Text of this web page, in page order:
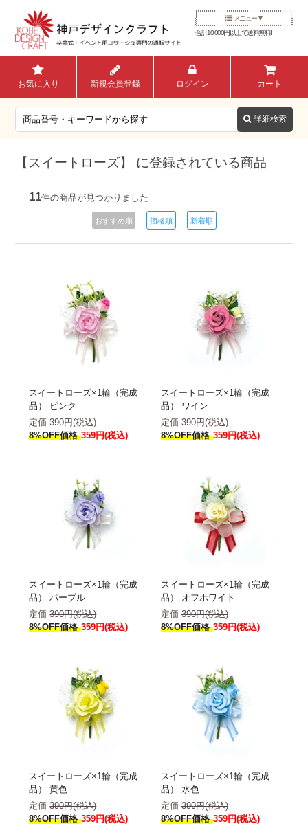
メニュー
合計10,000円以上で送料無料!
お気に入り 新規会員登録 ログイン カート
【スイートローズ】 に登録されている商品
11件の商品が見つかりました
おすすめ順 価格順 新着順
スイートローズ×1輪（完成
品） ピンク
定価390円(税込)
8%OFF価格 359円(税込)
スイートローズ×1輪（完成
品） ワイン
定価 390円(税込)
8%OFF価格 359円(税込)
スイートローズ×1輪（完成
品） パープル
定価390円(税込)
8%OFF価格 359円(税込)
スイートローズ×1輪（完成
品） オフホワイト
定価 390円(税込)
8%OFF価格 359円(税込)
スイートローズ×1輪（完成
品） 黄色
定価390円(税込)
8%OFF価格 359円(税込)
スイートローズ×1輪（完成
品） 水色
定価 390円(税込)
8%OFF価格 359円(税込)